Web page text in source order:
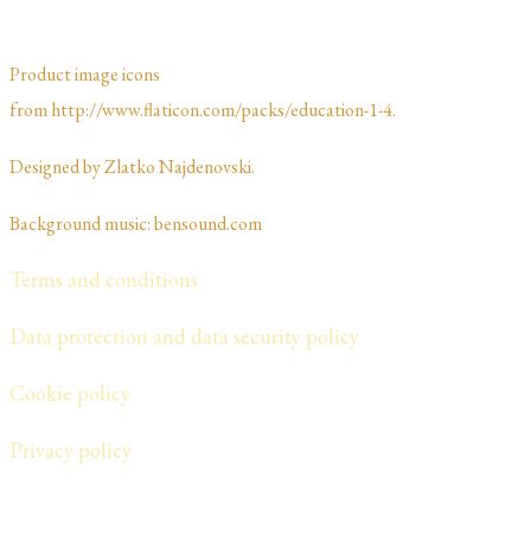
Product image icons
from http://www.flaticon.com/packs/education-1-4.
Designed by Zlatko Najdenovski. ​​​​
Background music: bensound.com
Terms and conditions
Data protection and data security policy
Cookie policy
​Privacy policy